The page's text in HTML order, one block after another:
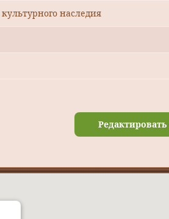
наследия